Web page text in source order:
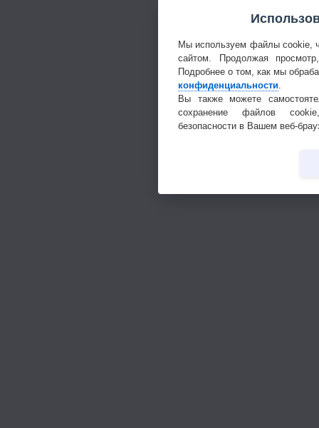
Мы используем файлы cookie,
сайтом. Продолжая
Подробнее о том, как мы
конфиденциальности
Вы также можете
сохранение файлов
безопасности в Вашем веб-